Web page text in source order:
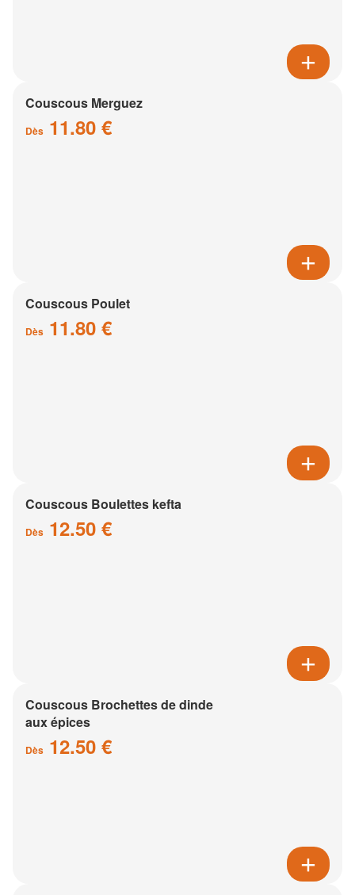
Couscous Merguez
Dès 11.80 €
Couscous Poulet
Dès 11.80 €
Couscous Boulettes kefta
Dès 12.50 €
Couscous Brochettes de dinde
aux épices
Dès 12.50 €